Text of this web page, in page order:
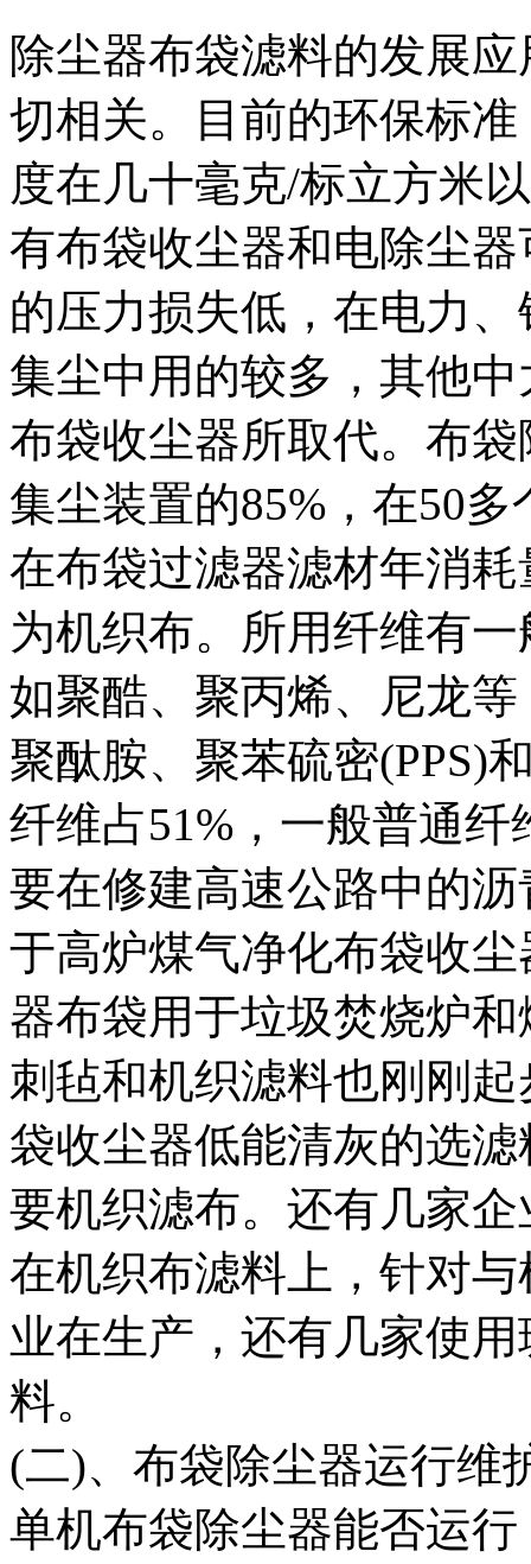
除尘器布袋滤料的发展
切相关。目前的环保标
度在几十毫克/标立方米
有布袋收尘器和电除尘
的压力损失低，在电力
集尘中用的较多，其他
布袋收尘器所取代。布
集尘装置的85%，在50
在布袋过滤器滤材年消
为机织布。所用纤维有
如聚酷、聚丙烯、尼龙
聚酞胺、聚苯硫密(PPS)
纤维占51%，一般普通
要在修建高速公路中的
于高炉煤气净化布袋收
器布袋用于垃圾焚烧炉
刺毡和机织滤料也刚刚
袋收尘器低能清灰的选
要机织滤布。还有几家
在机织布滤料上，针对
业在生产，还有几家使
料。
(二)、布袋除尘器运行维
单机布袋除尘器能否运